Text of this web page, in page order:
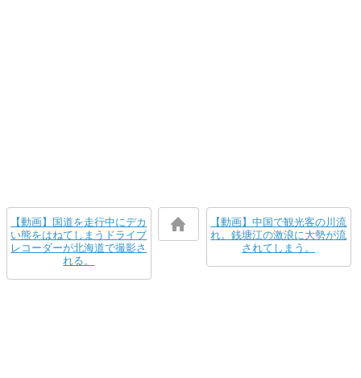
【動画】国道を走行中にデカ
い熊をはねてしまうドライブ
レコーダーが北海道で撮影さ
れる。
【動画】中国で観光客の川流
れ。銭塘江の激浪に大勢が流
されてしまう。